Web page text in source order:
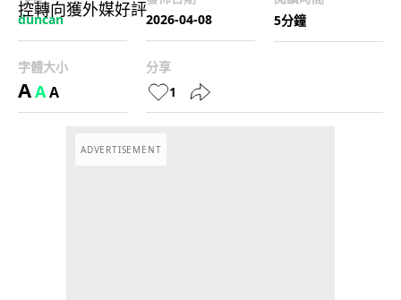
duncan
2026-04-08
5分鐘
字體大小
AAA
分享
1
ADVERTISEMENT